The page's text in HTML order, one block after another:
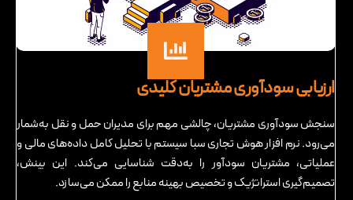
ارزیابی سودآوری مشتریان کلیدی
سنجش سودآوری مشتریان، چالشی مهم برای مدیران حمل ‌و نقل به‌شمار
می‌رود. نرم ‌افزار هوش تجاری سبا سیستم با تحلیل کامل داده‌های مالی و
عملیاتی، مشتریان سودآور را به‌دقت شناسایی می‌کند. این بینش،
تصمیم‌گیری استراتژیک و تخصیص بهینه منابع را ممکن می‌سازد.